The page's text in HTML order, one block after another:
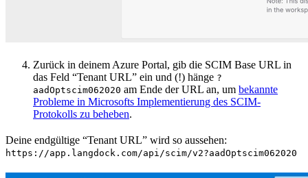
Zurück in deinem Azure Portal, gib die SCIM Base URL in
das Feld “Tenant URL” ein und (!) hänge ?
aadOptscim062020 am Ende der URL an, um bekannte
Probleme in Microsofts Implementierung des SCIM-
Protokolls zu beheben.
Deine endgültige “Tenant URL” wird so aussehen:
https://app.langdock.com/api/scim/v2?aadOptscim062020